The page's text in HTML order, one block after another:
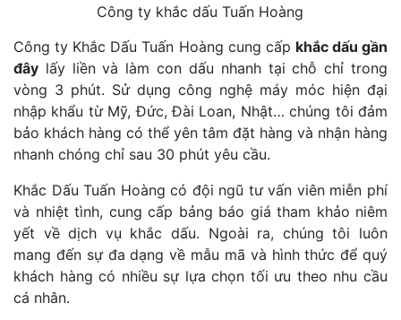
Công ty khắc dấu Tuấn Hoàng
Công ty Khắc Dấu Tuấn Hoàng cung cấp khắc dấu gần
đây lấy liền và làm con dấu nhanh tại chỗ chỉ trong
vòng 3 phút. Sử dụng công nghệ máy móc hiện đại
nhập khẩu từ Mỹ, Đức, Đài Loan, Nhật… chúng tôi đảm
bảo khách hàng có thể yên tâm đặt hàng và nhận hàng
nhanh chóng chỉ sau 30 phút yêu cầu.
Khắc Dấu Tuấn Hoàng có đội ngũ tư vấn viên miễn phí
và nhiệt tình, cung cấp bảng báo giá tham khảo niêm
yết về dịch vụ khắc dấu. Ngoài ra, chúng tôi luôn
mang đến sự đa dạng về mẫu mã và hình thức để quý
khách hàng có nhiều sự lựa chọn tối ưu theo nhu cầu
cá nhân.